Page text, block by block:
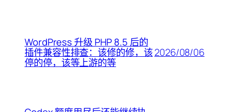
WordPress 升级 PHP 8.5 后的
插件兼容性排查：该修的修，该
停的停，该等上游的等
2026/08/06